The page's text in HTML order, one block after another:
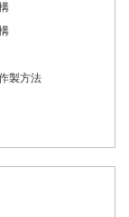
製方法